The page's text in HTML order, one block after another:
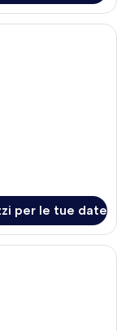
con un letto
per le tue date
in camera,